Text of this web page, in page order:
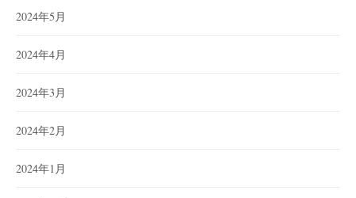
2024年5月
2024年4月
2024年3月
2024年2月
2024年1月